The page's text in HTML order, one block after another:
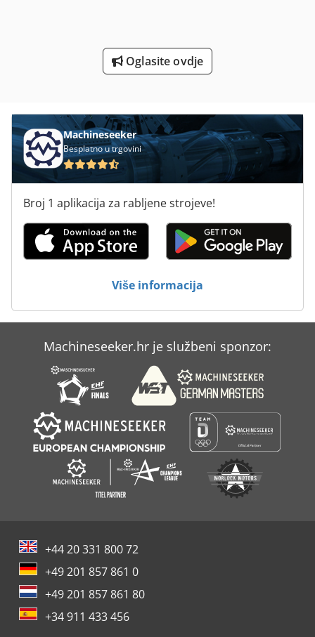
Sustav Za Hranjenje
Oglasite ovdje
Machineseeker
Besplatno u trgovini
Broj 1 aplikacija za rabljene strojeve!
Više informacija
Machineseeker.hr je službeni sponzor:
+44 20 331 800 72
+49 201 857 861 0
+49 201 857 861 80
+34 911 433 456